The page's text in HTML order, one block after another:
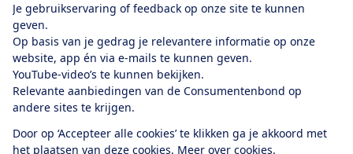
Je gebruikservaring of feedback op onze site te kunnen
geven.
Op basis van je gedrag je relevantere informatie op onze
website, app én via e-mails te kunnen geven.
YouTube-video’s te kunnen bekijken.
Relevante aanbiedingen van de Consumentenbond op
andere sites te krijgen.
Door op ‘Accepteer alle cookies’ te klikken ga je akkoord met
het plaatsen van deze cookies. Meer over cookies.
app
Algemene Voorwaarden
Privacyverklaring
Cookiebeleid
Privacyvoorkeuren
Toegankelijkheid
RSS-feed nieuws
Facebook
TwitterInstagram
YoutubeLinkedIn